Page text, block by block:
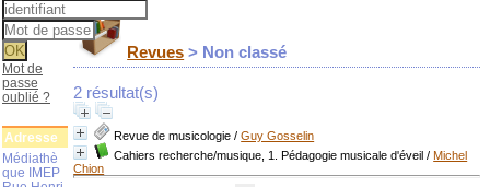
Revues > Non classé
2 résultat(s)
Revue de musicologie /Guy Gosselin
Cahiers recherche/musique, 1. Pédagogie musicale d'éveil /Michel
Chion
Mot de
passe
oublié ?
Adresse
Médiathè
que IMEP